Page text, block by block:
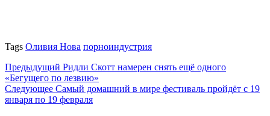
Tags Оливия Нова порноиндустрия
Предыдущий Ридли Скотт намерен снять ещё одного
«Бегущего по лезвию»
Следующее Самый домашний в мире фестиваль пройдёт с 19
января по 19 февраля